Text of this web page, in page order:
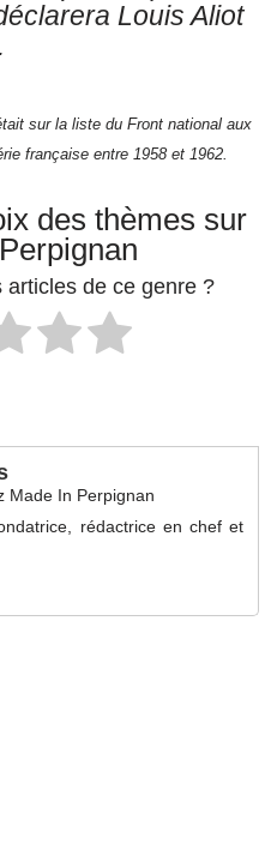
Louis Aliot
.
sur la liste du Front national aux
française entre 1958 et 1962.
des thèmes sur
articles de ce genre ?
Made In Perpignan
rédactrice en chef et